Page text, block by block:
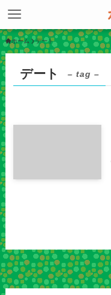
ホーム デート
デート – tag –